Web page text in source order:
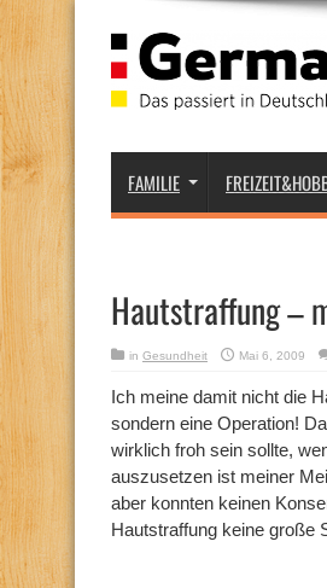
FAMILIE
Hautstraffung –
in Gesundheit Mai 6, 2009
Ich meine damit nicht die
sondern eine Operation!
wirklich froh sein sollte,
auszusetzen ist meiner
aber konnten keinen
Hautstraffung keine große